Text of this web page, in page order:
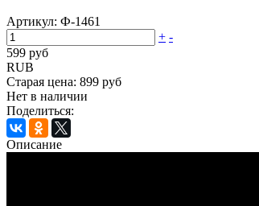
Артикул: Ф-1461
+ -
599 руб
RUB
Старая цена: 899 руб
Нет в наличии
Поделиться:
Описание